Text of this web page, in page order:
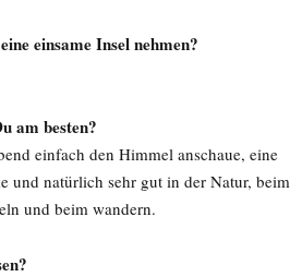
einsame Insel nehmen?
am besten?
einfach den Himmel anschaue, eine
und natürlich sehr gut in der Natur, beim
und beim wandern.